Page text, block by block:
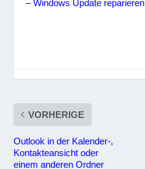
– Windows Update reparieren
VORHERIGE
Outlook in der Kalender-,
Kontakteansicht oder
einem anderen Ordner